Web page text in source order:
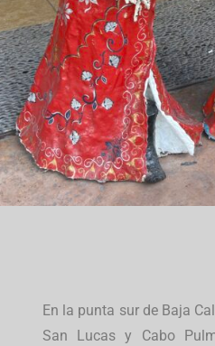
En la punta sur de Baja
San Lucas y Cabo